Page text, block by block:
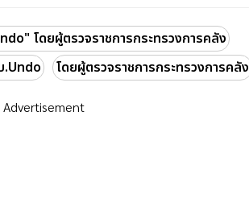
โดยผู้ตรวจราชการกระทรวงการคลัง
.Undo โดยผู้ตรวจราชการกระทรวงการคลัง
Advertisement